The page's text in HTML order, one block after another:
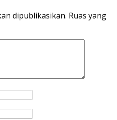
dipublikasikan. Ruas yang